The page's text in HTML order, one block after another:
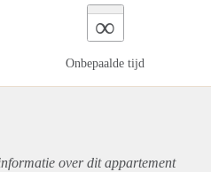
∞
Onbepaalde tijd
over ditappartement